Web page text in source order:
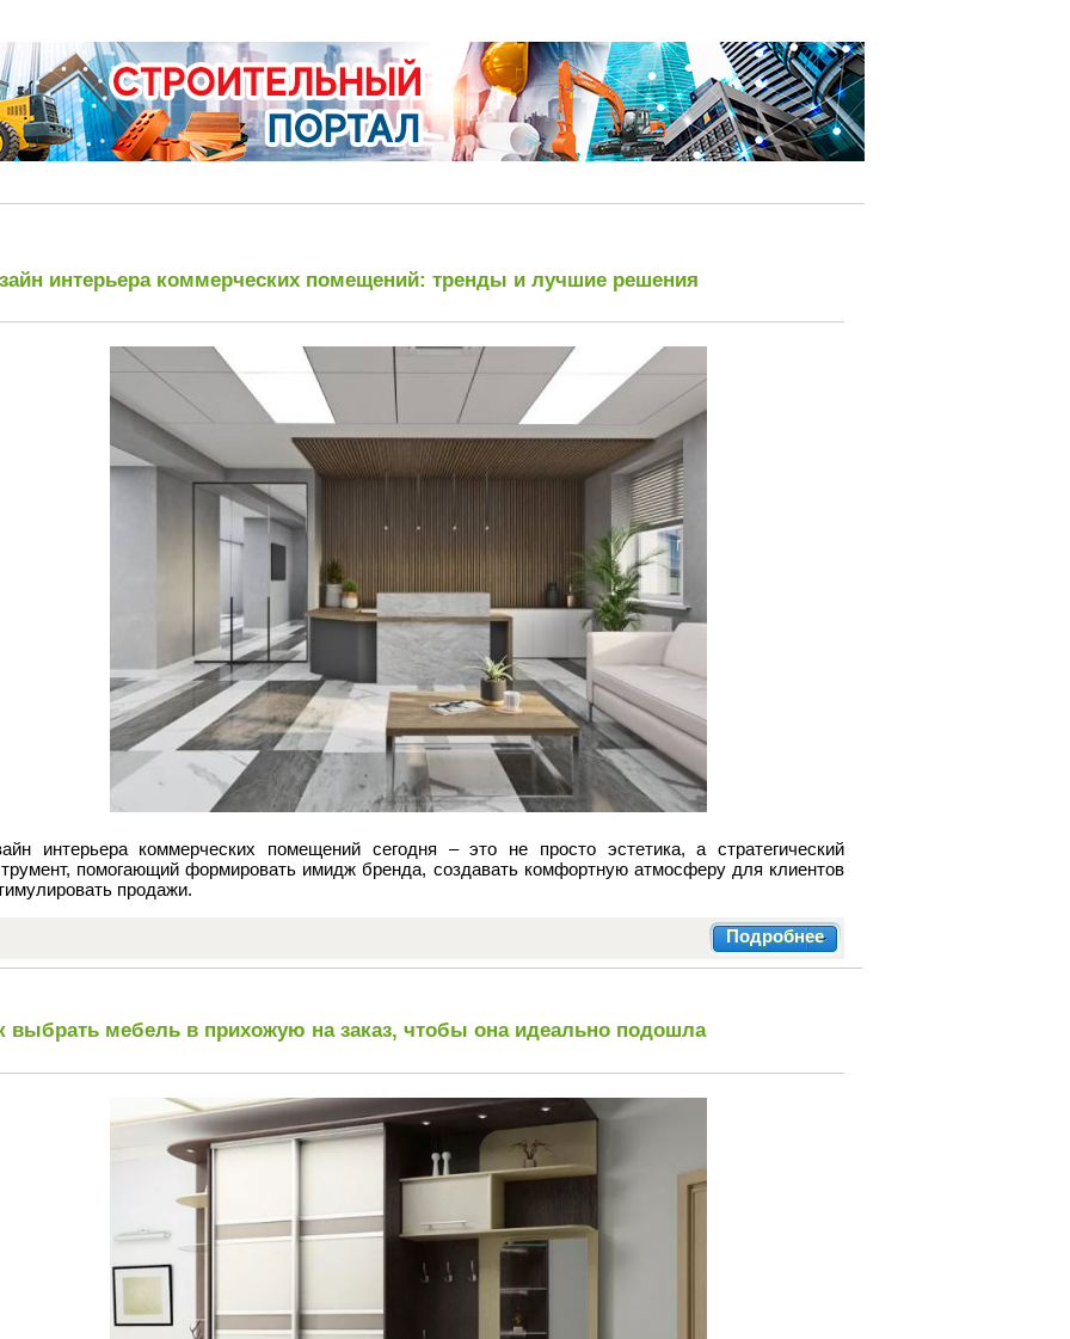
интерьера коммерческих помещений: тренды и лучшие решения
интерьера коммерческих помещений сегодня – это не просто эстетика, а стратегический
помогающий формировать имидж бренда, создавать комфортную атмосферу для клиентов
продажи.
Подробнее
выбрать мебель в прихожую на заказ, чтобы она идеально подошла